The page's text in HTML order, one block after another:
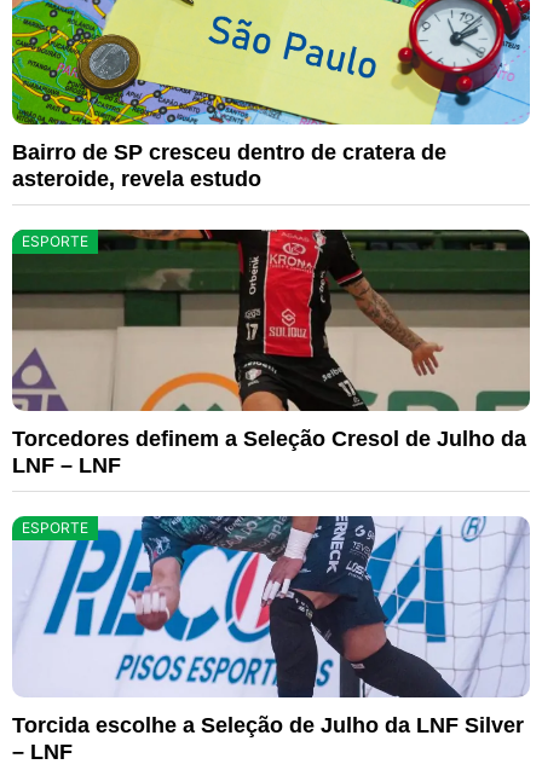
Bairro de SP cresceu dentro de cratera de
asteroide, revela estudo
ESPORTE
Torcedores definem a Seleção Cresol de Julho da
LNF – LNF
ESPORTE
Torcida escolhe a Seleção de Julho da LNF Silver
– LNF